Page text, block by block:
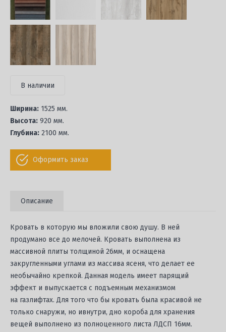
В наличии
Ширина: 1525 мм.
Высота: 920 мм.
Глубина: 2100 мм.
Оформить заказ
Описание
Кровать в которую мы вложили свою душу. В ней
продумано все до мелочей. Кровать выполнена из
массивной плиты толщиной 26мм, и оснащена
закругленными углами из массива ясеня, что делает ее
необычайно крепкой. Данная модель имеет парящий
эффект и выпускается с подъемным механизмом
на газлифтах. Для того что бы кровать была красивой не
только снаружи, но ивнутри, дно короба для хранения
вещей выполнено из полноценного листа ЛДСП 16мм.